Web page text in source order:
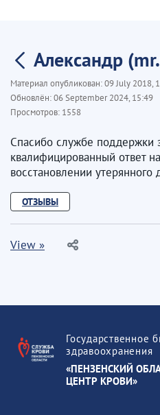
Александр
Материал опубликован:09 July 2018,
Обновлён:06 September 2024, 15:49
Просмотров: 1558
Спасибо службе поддержки
квалифицированный ответ
восстановлении утерянного
ОТЗЫВЫ
View »
Государственное
здравоохранения
«ПЕНЗЕНСКИЙ
ЦЕНТР КРОВИ»